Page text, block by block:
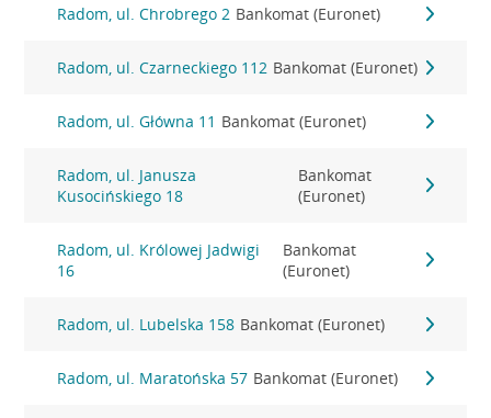
Radom, ul. Chrobrego 2 Bankomat (Euronet)
Radom, ul. Czarneckiego 112 Bankomat (Euronet)
Radom, ul. Główna 11 Bankomat (Euronet)
Radom, ul. Janusza
Kusocińskiego 18
Bankomat
(Euronet)
Radom, ul. Królowej Jadwigi
16
Bankomat
(Euronet)
Radom, ul. Lubelska 158 Bankomat (Euronet)
Radom, ul. Maratońska 57 Bankomat (Euronet)